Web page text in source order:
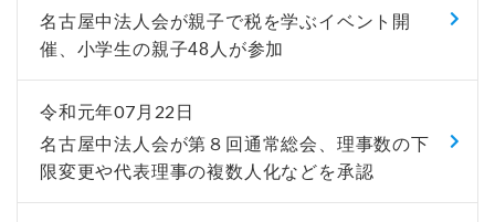
名古屋中法人会が親子で税を学ぶイベント開
催、小学生の親子48人が参加
令和元年07月22日
名古屋中法人会が第８回通常総会、理事数の下
限変更や代表理事の複数人化などを承認